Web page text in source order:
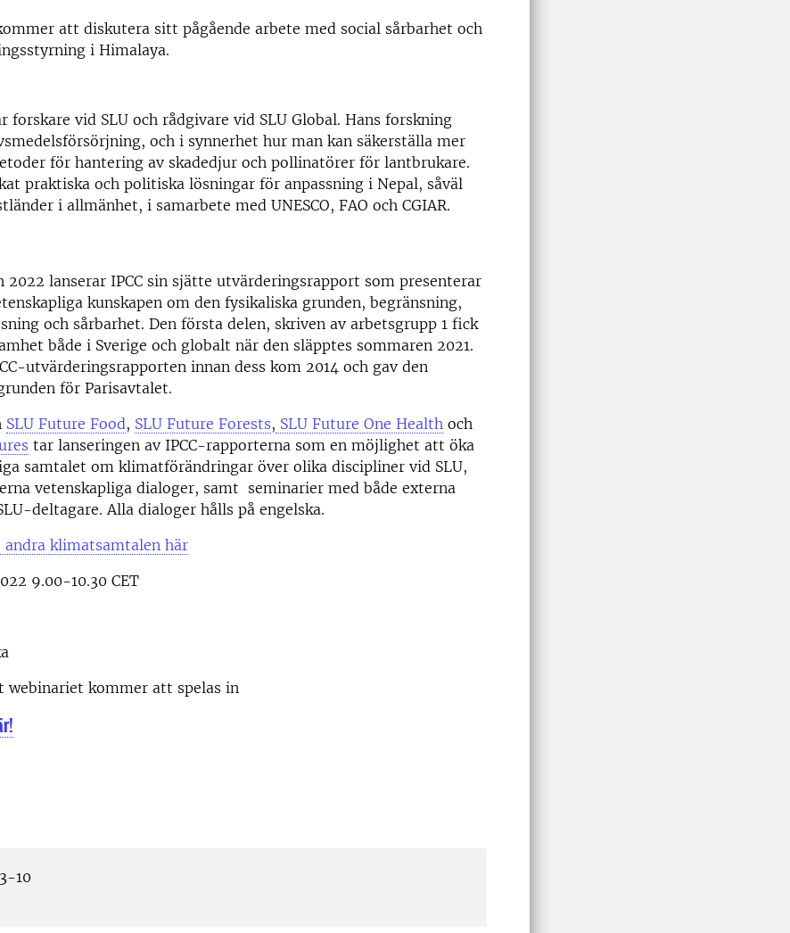
att diskutera sitt pågående arbete med social sårbarhet och
i Himalaya.
forskare vid SLU och rådgivare vid SLU Global. Hans forskning
och i synnerhet hur man kan säkerställa mer
för hantering av skadedjur och pollinatörer för lantbrukare.
praktiska och politiska lösningar för anpassning i Nepal, såväl
i allmänhet, i samarbete med UNESCO, FAO och CGIAR.
2022 lanserar IPCC sin sjätte utvärderingsrapport som presenterar
kunskapen om den fysikaliska grunden, begränsning,
och sårbarhet. Den första delen, skriven av arbetsgrupp 1 fick
både i Sverige och globalt när den släpptes sommaren 2021.
utvärderingsrapporten innan dess kom 2014 och gav den
för Parisavtalet.
SLU Future Food, SLU Future Forests, SLU Future One Health och
tar lanseringen av IPCC-rapporterna som en möjlighet att öka
samtalet om klimatförändringar över olika discipliner vid SLU,
vetenskapliga dialoger, samt seminarier med både externa
deltagare. Alla dialoger hålls på engelska.
andra klimatsamtalen här
9.00-10.30 CET
webinariet kommer att spelas in
10